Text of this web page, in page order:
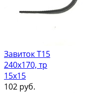
Завиток Т15
240х170, тр
15х15
102 руб.